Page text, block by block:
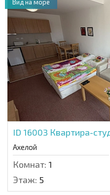
ID 16003 Квартира-
Ахелой
Комнат: 1
Этаж: 5
Вид на море